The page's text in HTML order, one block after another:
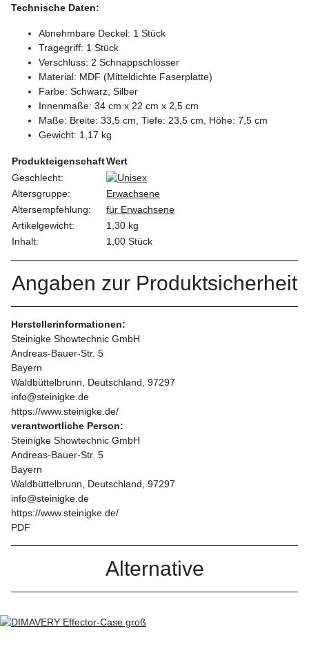
Technische Daten:
Abnehmbare Deckel: 1 Stück
Tragegriff: 1 Stück
Verschluss: 2 Schnappschlösser
Material: MDF (Mitteldichte Faserplatte)
Farbe: Schwarz, Silber
Innenmaße: 34 cm x 22 cm x 2,5 cm
Maße: Breite: 33,5 cm, Tiefe: 23,5 cm, Höhe: 7,5 cm
Gewicht: 1,17 kg
ProdukteigenschaftWert
Geschlecht:
Altersgruppe:
Erwachsene
Altersempfehlung:
für Erwachsene
Artikelgewicht:
1,30 kg
Inhalt:
1,00 Stück
Angaben zur Produktsicherheit
Herstellerinformationen:
Steinigke Showtechnic GmbH
Andreas-Bauer-Str. 5
Bayern
Waldbüttelbrunn, Deutschland, 97297
info@steinigke.de
https://www.steinigke.de/
verantwortliche Person:
Steinigke Showtechnic GmbH
Andreas-Bauer-Str. 5
Bayern
Waldbüttelbrunn, Deutschland, 97297
info@steinigke.de
https://www.steinigke.de/
PDF
Alternative